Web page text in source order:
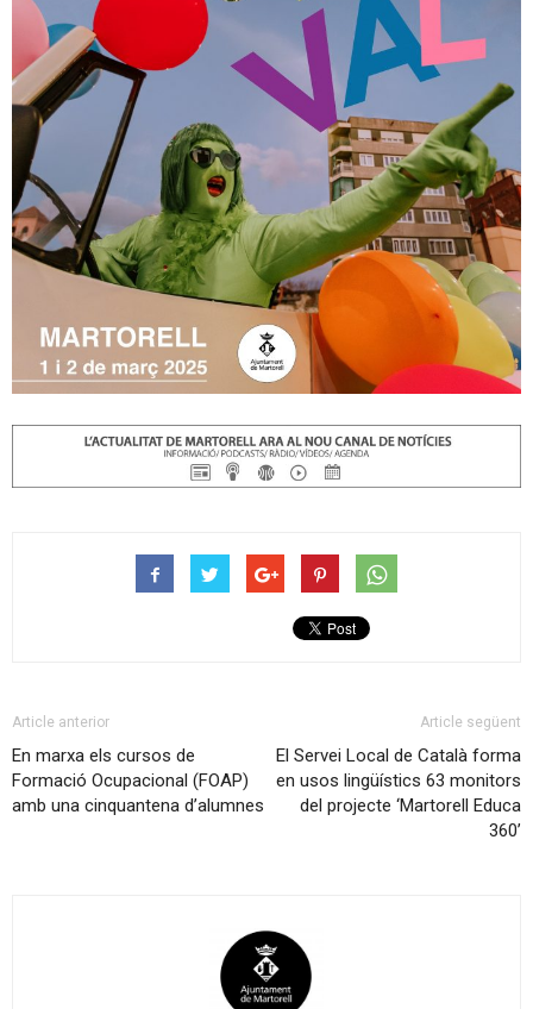
Article anterior
En marxa els cursos de
Formació Ocupacional (FOAP)
amb una cinquantena d’alumnes
Article següent
El Servei Local de Català forma
en usos lingüístics 63 monitors
del projecte ‘Martorell Educa
360’